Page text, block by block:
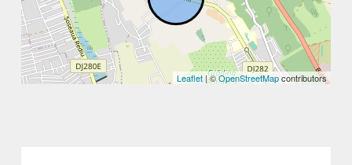
Leaflet| ©OpenStreetMapcontributors